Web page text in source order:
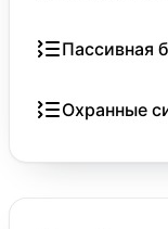
Пассивная
Охранные